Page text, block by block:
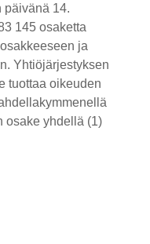
päivänä 14.
145 osaketta
ja
Yhtiöjärjestyksen
tuottaa oikeuden
osake yhdellä (1)